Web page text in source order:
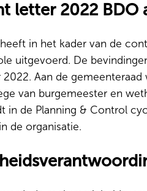
letter 2022 BDO
in het kader van de
uitgevoerd. De
Aan de
van burgemeester en
in de Planning & Control
de organisatie.